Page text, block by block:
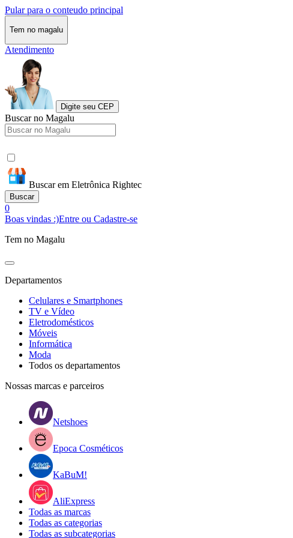
Pular para o conteudo principal
Tem no magalu
Atendimento
Digite seu CEP
Buscar no Magalu
Buscar em Eletrônica Rightec
Buscar
0
Boas vindas :)Entre ou Cadastre-se
Tem no Magalu
Departamentos
Celulares e Smartphones
TV e Vídeo
Eletrodomésticos
Móveis
Informática
Moda
Todos os departamentos
Nossas marcas e parceiros
Netshoes
Epoca Cosméticos
KaBuM!
AliExpress
Todas as marcas
Todas as categorias
Todas as subcategorias